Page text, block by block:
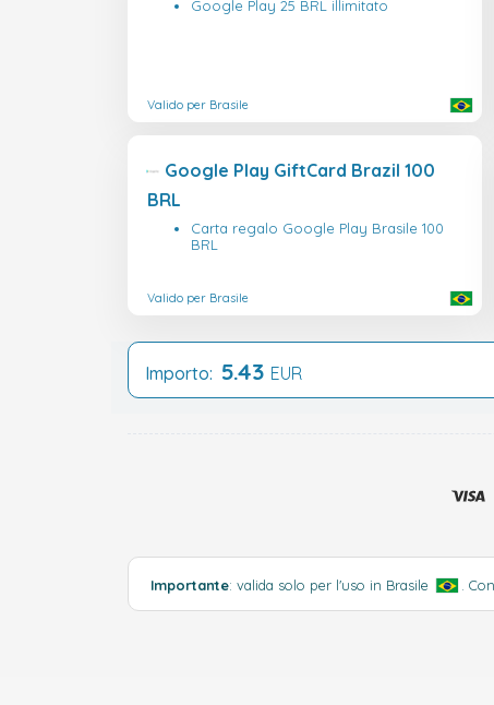
Google Play 25 BRL illimitato
Valido per Brasile
Google Play GiftCard Brazil 100
BRL
Carta regalo Google Play Brasile 100
BRL
Valido per Brasile
Importo: 5.43 EUR
Importante: valida solo per l'uso in Brasile